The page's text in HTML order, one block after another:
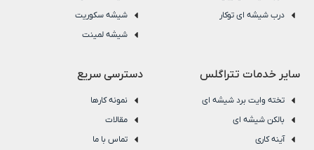
درب شیشه ای توکار
شیشه سکوریت
شیشه لمینت
سایر خدمات تتراگلس
تخته وایت برد شیشه ای
بالکن شیشه ای
آینه کاری
دسترسی سریع
نمونه کارها
مقالات
تماس با ما